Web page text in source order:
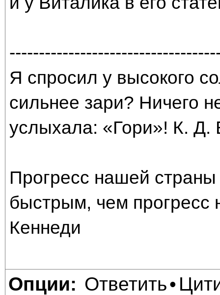
Я спросил у высокого
сильнее зари? Ничего
услыхала: «Гори»! К. Д.
Прогресс нашей
быстрым, чем прогресс
Кеннеди
Опции: Ответить•